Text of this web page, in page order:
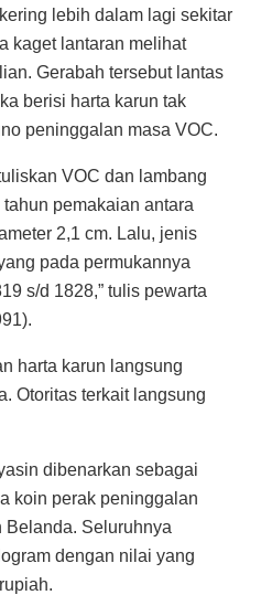
lebih dalam lagi sekitar
kaget lantaran melihat
Gerabah tersebut lantas
berisi harta karun tak
peninggalan masa VOC.
VOC dan lambang
pemakaian antara
2,1 cm. Lalu, jenis
pada permukannya
s/d 1828,” tulis pewarta
harta karun langsung
Otoritas terkait langsung
dibenarkan sebagai
koin perak peninggalan
Seluruhnya
dengan nilai yang